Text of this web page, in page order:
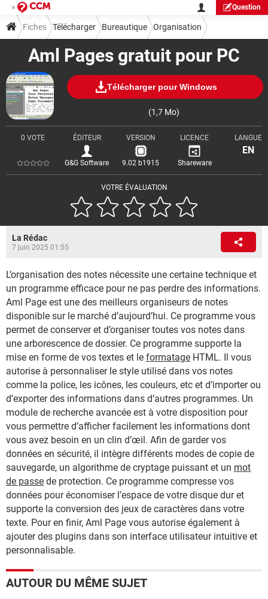
Question
Aml Pages gratuit pour PC
Télécharger pour Windows
(1,7 Mo)
VOTRE ÉVALUATION
0 VOTE ÉDITEUR
G&G Software
VERSION
9.02 b1915
LICENCE
Shareware
LANGUE
EN
Fiches Télécharger Bureautique Organisation
La Rédac
7 juin 2025 01:55
L’organisation des notes nécessite une certaine technique et
un programme efficace pour ne pas perdre des informations.
Aml Page est une des meilleurs organiseurs de notes
disponible sur le marché d’aujourd’hui. Ce programme vous
permet de conserver et d’organiser toutes vos notes dans
une arborescence de dossier. Ce programme supporte la
mise en forme de vos textes et le formatage HTML. Il vous
autorise à personnaliser le style utilisé dans vos notes
comme la police, les icônes, les couleurs, etc et d’importer ou
d’exporter des informations dans d’autres programmes. Un
module de recherche avancée est à votre disposition pour
vous permettre d’afficher facilement les informations dont
vous avez besoin en un clin d’œil. Afin de garder vos
données en sécurité, il intègre différents modes de copie de
sauvegarde, un algorithme de cryptage puissant et un mot
de passe de protection. Ce programme compresse vos
données pour économiser l’espace de votre disque dur et
supporte la conversion des jeux de caractères dans votre
texte. Pour en finir, Aml Page vous autorise également à
ajouter des plugins dans son interface utilisateur intuitive et
personnalisable.
AUTOUR DU MÊME SUJET